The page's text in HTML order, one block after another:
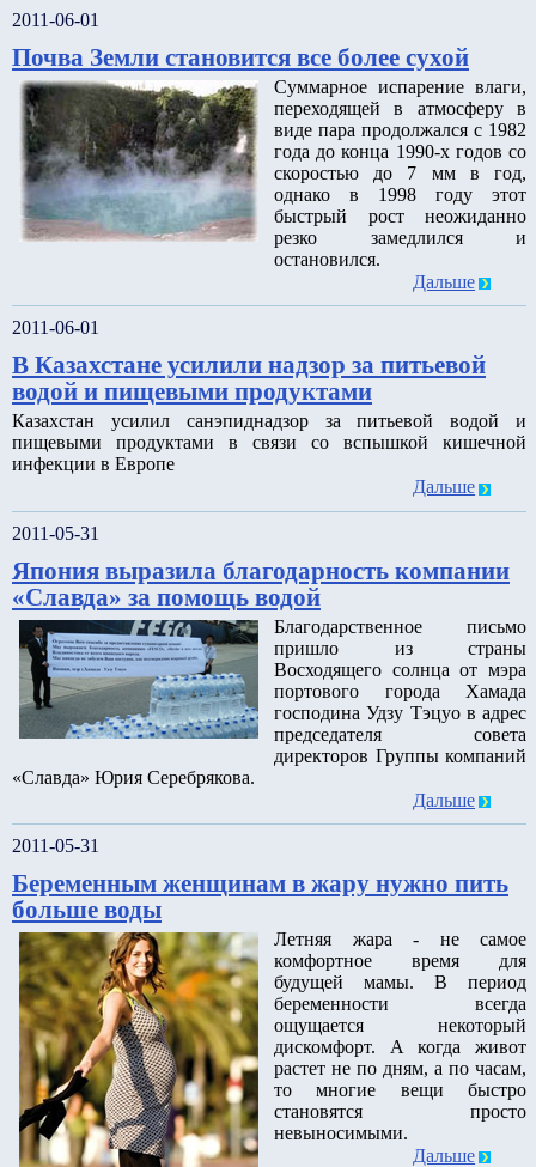
2011-06-01
Почва Земли становится все более сухой
Суммарное испарение влаги,
переходящей в атмосферу в
виде пара продолжался с 1982
года до конца 1990-х годов со
скоростью до 7 мм в год,
однако в 1998 году этот
быстрый рост неожиданно
резко замедлился и
остановился.
Дальше
2011-06-01
В Казахстане усилили надзор за питьевой
водой и пищевыми продуктами
Казахстан усилил санэпиднадзор за питьевой водой и
пищевыми продуктами в связи со вспышкой кишечной
инфекции в Европе
Дальше
2011-05-31
Япония выразила благодарность компании
«Славда» за помощь водой
Благодарственное письмо
пришло из страны
Восходящего солнца от мэра
портового города Хамада
господина Удзу Тэцуо в адрес
председателя совета
директоров Группы компаний
«Славда» Юрия Серебрякова.
Дальше
2011-05-31
Беременным женщинам в жару нужно пить
больше воды
Летняя жара - не самое
комфортное время для
будущей мамы. В период
беременности всегда
ощущается некоторый
дискомфорт. А когда живот
растет не по дням, а по часам,
то многие вещи быстро
становятся просто
невыносимыми.
Дальше